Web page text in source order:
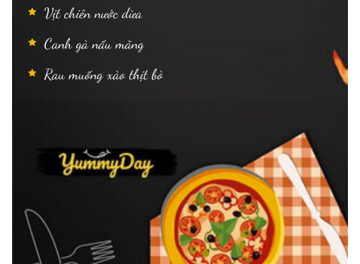
Vịt chiên nước dừa
Canh gà nấu măng
Rau muống xào thịt bò